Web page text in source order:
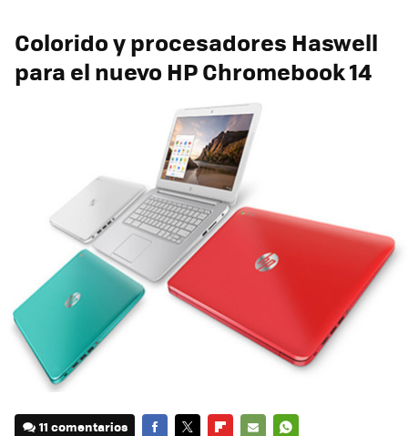
Colorido y procesadores Haswell
para el nuevo HP Chromebook 14
11 comentarios